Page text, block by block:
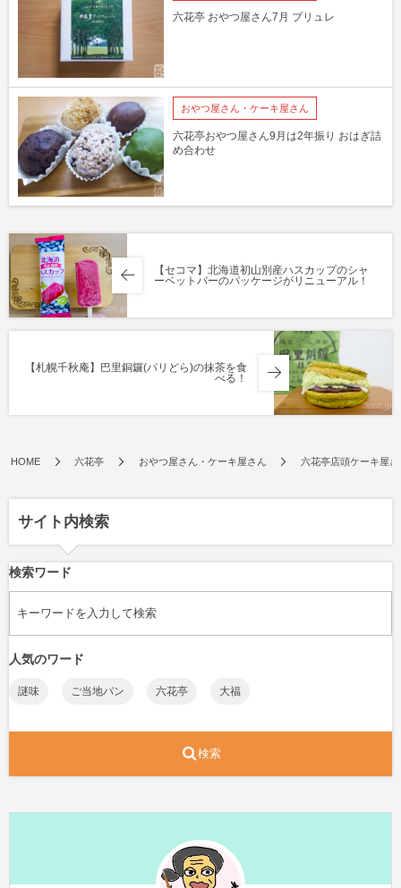
六花亭 おやつ屋さん7月 ブリュレ
おやつ屋さん・ケーキ屋さん
六花亭おやつ屋さん9月は2年振り おはぎ詰
め合わせ
【セコマ】北海道初山別産ハスカップのシャ
ーベットバーのパッケージがリニューアル！
【札幌千秋庵】巴里銅鑼(パリどら)の抹茶を食
べる！
HOME 六花亭 おやつ屋さん・ケーキ屋さん 六花亭店頭ケーキ屋
サイト内検索
検索ワード
人気のワード
謎味 ご当地パン 六花亭 大福
検索